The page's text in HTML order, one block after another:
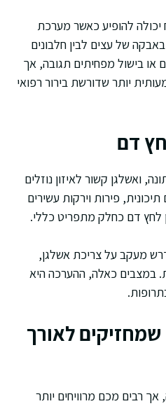
להופיע כאשר מערכת
באבקה של עצים לבין חלבונים
או בישול מפחיתים תגובה, אך
יותר שדורשת בירור רפואי
דם
ואשלגן קשור לאיזון נוזלים
פירות וירקות עשירים
לחץ דם כחלק מתפריט כללי.
מעקב על צריכת אשלגן,
כאלה, ההערכה היא
שמחזיקים לאורך
רבים מכם מרוויחים יותר